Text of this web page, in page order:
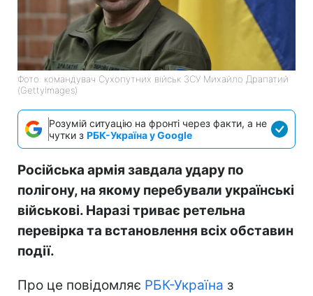
Фото: командувач Сухопутних військ ЗСУ Михайло Драпатий
(GettyImagеs)
Розумій ситуацію на фронті через факти, а не
чутки з РБК-Україна у Google
Російська армія завдала удару по
полігону, на якому перебували українські
військові. Наразі триває ретельна
перевірка та встановлення всіх обставин
події.
Про це повідомляє РБК-Україна з